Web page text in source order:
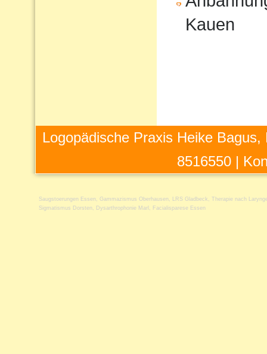
Kauen
Logopädische Praxis Heike
8516550 |
Saugstoerungen Essen Gammazismus Oberhausen LRS Gladbeck
Therapie nach
Sigmatismus Dorsten
Dysarthrophonie Marl Facialisparese Essen